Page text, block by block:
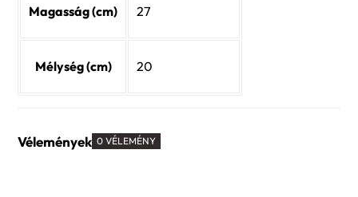
Magasság (cm) 27
Mélység (cm) 20
Vélemények 0 VÉLEMÉNY